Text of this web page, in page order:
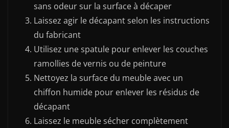
sans odeur sur la surface à décaper
Laissez agir le décapant selon les instructions
du fabricant
Utilisez une spatule pour enlever les couches
ramollies de vernis ou de peinture
Nettoyez la surface du meuble avec un
chiffon humide pour enlever les résidus de
décapant
Laissez le meuble sécher complètement